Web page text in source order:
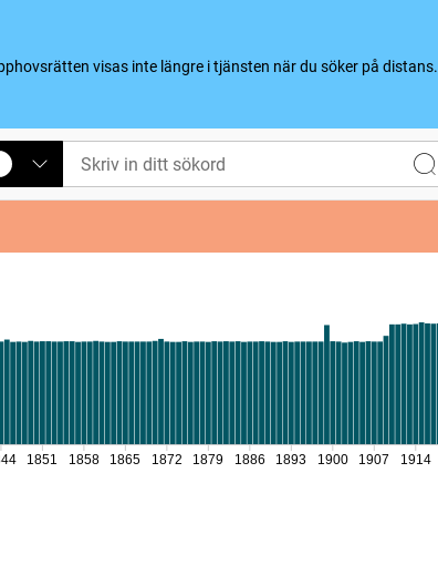
visas inte längre i tjänsten när du söker på distans.
1851 1858 1865 1872 1879 1886 1893 1900 1907 1914